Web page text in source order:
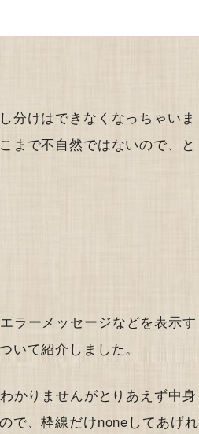
分けはできなくなっちゃいま
まで不自然ではないので、と
ラーメッセージなどを表示す
て紹介しました。
かりませんがとりあえず中身
で、枠線だけnoneしてあげれ